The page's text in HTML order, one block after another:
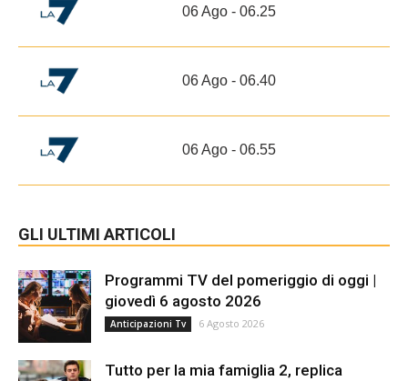
06 Ago - 06.25
06 Ago - 06.40
06 Ago - 06.55
GLI ULTIMI ARTICOLI
Programmi TV del pomeriggio di oggi |
giovedì 6 agosto 2026
Anticipazioni Tv 6 Agosto 2026
Tutto per la mia famiglia 2, replica